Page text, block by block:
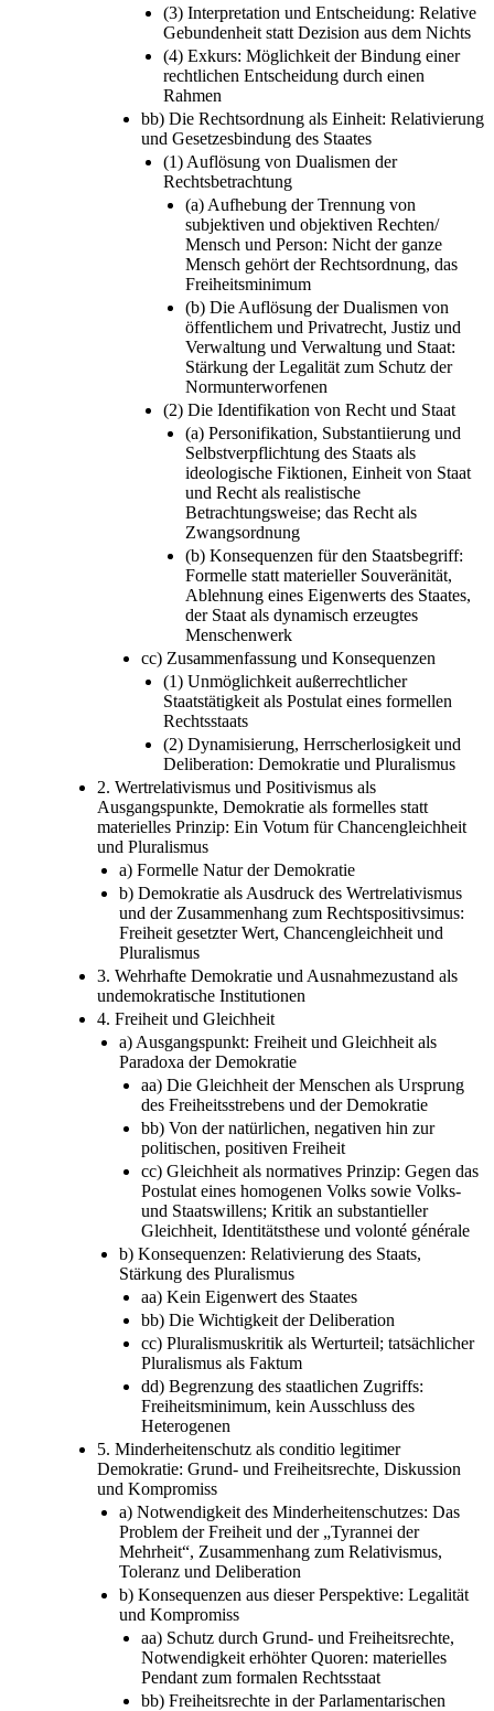
(3) Interpretation und Entscheidung: Relative
Gebundenheit statt Dezision aus dem Nichts
(4) Exkurs: Möglichkeit der Bindung einer
rechtlichen Entscheidung durch einen
Rahmen
bb) Die Rechtsordnung als Einheit: Relativierung
und Gesetzesbindung des Staates
(1) Auflösung von Dualismen der
Rechtsbetrachtung
(a) Aufhebung der Trennung von
subjektiven und objektiven Rechten/
Mensch und Person: Nicht der ganze
Mensch gehört der Rechtsordnung, das
Freiheitsminimum
(b) Die Auflösung der Dualismen von
öffentlichem und Privatrecht, Justiz und
Verwaltung und Verwaltung und Staat:
Stärkung der Legalität zum Schutz der
Normunterworfenen
(2) Die Identifikation von Recht und Staat
(a) Personifikation, Substantiierung und
Selbstverpflichtung des Staats als
ideologische Fiktionen, Einheit von Staat
und Recht als realistische
Betrachtungsweise; das Recht als
Zwangsordnung
(b) Konsequenzen für den Staatsbegriff:
Formelle statt materieller Souveränität,
Ablehnung eines Eigenwerts des Staates,
der Staat als dynamisch erzeugtes
Menschenwerk
cc) Zusammenfassung und Konsequenzen
(1) Unmöglichkeit außerrechtlicher
Staatstätigkeit als Postulat eines formellen
Rechtsstaats
(2) Dynamisierung, Herrscherlosigkeit und
Deliberation: Demokratie und Pluralismus
2. Wertrelativismus und Positivismus als
Ausgangspunkte, Demokratie als formelles statt
materielles Prinzip: Ein Votum für Chancengleichheit
und Pluralismus
a) Formelle Natur der Demokratie
b) Demokratie als Ausdruck des Wertrelativismus
und der Zusammenhang zum Rechtspositivsimus:
Freiheit gesetzter Wert, Chancengleichheit und
Pluralismus
3. Wehrhafte Demokratie und Ausnahmezustand als
undemokratische Institutionen
4. Freiheit und Gleichheit
a) Ausgangspunkt: Freiheit und Gleichheit als
Paradoxa der Demokratie
aa) Die Gleichheit der Menschen als Ursprung
des Freiheitsstrebens und der Demokratie
bb) Von der natürlichen, negativen hin zur
politischen, positiven Freiheit
cc) Gleichheit als normatives Prinzip: Gegen das
Postulat eines homogenen Volks sowie Volks-
und Staatswillens; Kritik an substantieller
Gleichheit, Identitätsthese und volonté générale
b) Konsequenzen: Relativierung des Staats,
Stärkung des Pluralismus
aa) Kein Eigenwert des Staates
bb) Die Wichtigkeit der Deliberation
cc) Pluralismuskritik als Werturteil; tatsächlicher
Pluralismus als Faktum
dd) Begrenzung des staatlichen Zugriffs:
Freiheitsminimum, kein Ausschluss des
Heterogenen
5. Minderheitenschutz als conditio legitimer
Demokratie: Grund- und Freiheitsrechte, Diskussion
und Kompromiss
a) Notwendigkeit des Minderheitenschutzes: Das
Problem der Freiheit und der „Tyrannei der
Mehrheit“, Zusammenhang zum Relativismus,
Toleranz und Deliberation
b) Konsequenzen aus dieser Perspektive: Legalität
und Kompromiss
aa) Schutz durch Grund- und Freiheitsrechte,
Notwendigkeit erhöhter Quoren: materielles
Pendant zum formalen Rechtsstaat
bb) Freiheitsrechte in der Parlamentarischen